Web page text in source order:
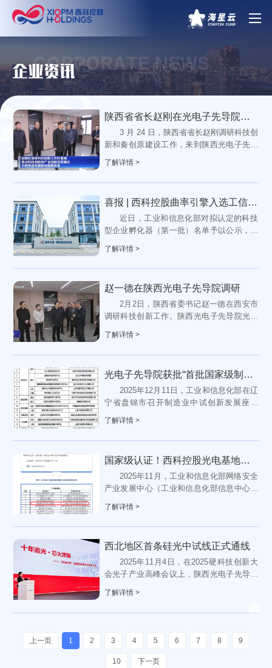
企业资讯
CORPORATE NEWS
陕西省省长赵刚在光电子先导院调研
3 月 24 日，陕西省省长赵刚调研科技创
新和秦创原建设工作，来到陕西光电子先导
运行情况。陕西光电子先导...
了解详情 >
喜报 | 西科控股曲率引擎入选工信部首批卓越级科技型企业孵化器
近日，工业和信息化部对拟认定的科技
型企业孵化器（第一批）名单予以公示，实
首批认定14家卓越级孵化器...
了解详情 >
赵一德在陕西光电子先导院调研
2月2日，陕西省委书记赵一德在西安市
调研科技创新工作。陕西光电子先导院光子
试平台。赵一德来到基地，听...
了解详情 >
光电子先导院获批“首批国家级制造业中试平台”，提升光子科技实验室中试能力
2025年12月11日，工业和信息化部在辽
宁省盘锦市召开制造业中试创新发展座谈
名单。陕西光电子先导院“光子集...
了解详情 >
国家级认证！西科控股光电基地入选国家级新型工业化典型案例
2025年11月，工业和信息化部网络安全
产业发展中心（工业和信息化部信息中心）
了解详情 >
西北地区首条硅光中试线正式通线
2025年11月4日，在2025硬科技创新大
会光子产业高峰会议上，陕西光电子先导院
展，宣布光电子先导...
了解详情 >
上一页 1 2 3 4 5 6 7 8 9
10 下一页